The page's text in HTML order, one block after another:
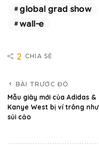
global grad show
wall-e
2 CHIA SẺ
BÀI TRƯỚC ĐÓ
Mẫu giày mới của Adidas &
Kanye West bị ví trông như
sủi cảo